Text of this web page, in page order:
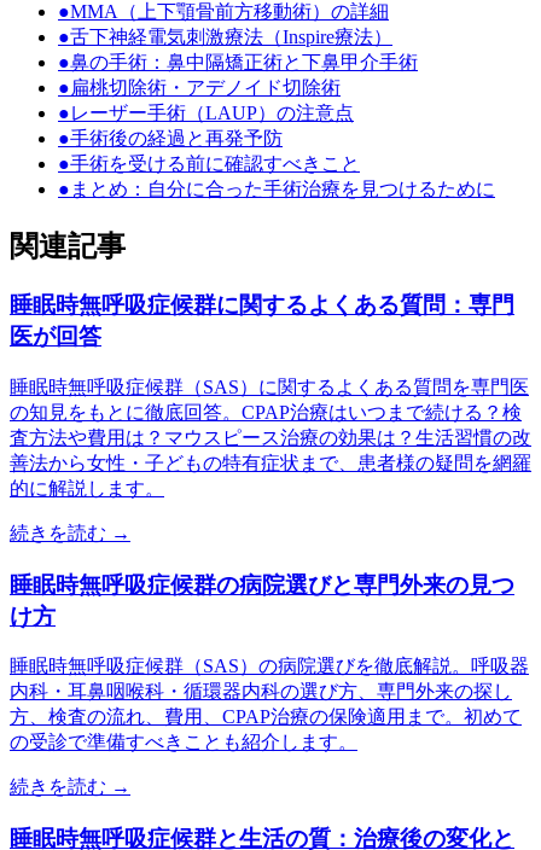
●MMA（上下顎骨前方移動術）の詳細
●舌下神経電気刺激療法（Inspire療法）
●鼻の手術：鼻中隔矯正術と下鼻甲介手術
●扁桃切除術・アデノイド切除術
●レーザー手術（LAUP）の注意点
●手術後の経過と再発予防
●手術を受ける前に確認すべきこと
● まとめ：自分に合った手術治療を見つけるために
関連記事
睡眠時無呼吸症候群に関するよくある質問：専門
医が回答
睡眠時無呼吸症候群（SAS）に関するよくある質問を専門医
の知見をもとに徹底回答。CPAP治療はいつまで続ける？検
査方法や費用は？マウスピース治療の効果は？生活習慣の改
善法から女性・子どもの特有症状まで、患者様の疑問を網羅
的に解説します。
続きを読む →
睡眠時無呼吸症候群の病院選びと専門外来の見つ
け方
睡眠時無呼吸症候群（SAS）の病院選びを徹底解説。呼吸器
内科・耳鼻咽喉科・循環器内科の選び方、専門外来の探し
方、検査の流れ、費用、CPAP治療の保険適用まで。初めて
の受診で準備すべきことも紹介します。
続きを読む →
睡眠時無呼吸症候群と生活の質：治療後の変化と